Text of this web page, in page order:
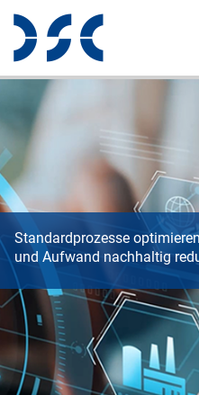
Standardprozesse
und Aufwand nachhaltig